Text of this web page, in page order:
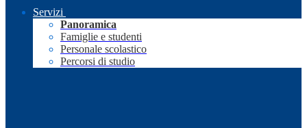
Servizi
Panoramica
Famiglie e studenti
Personale scolastico
Percorsi di studio